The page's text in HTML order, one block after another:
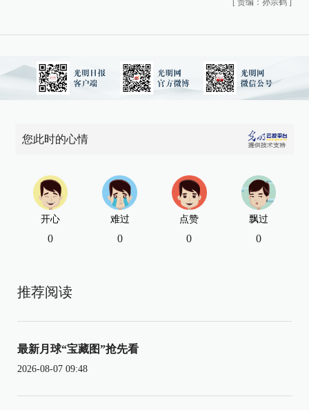
您此时的心情
开心
0
难过
0
点赞
0
飘过
0
推荐阅读
最新月球“宝藏图”抢先看
2026-08-07 09:48